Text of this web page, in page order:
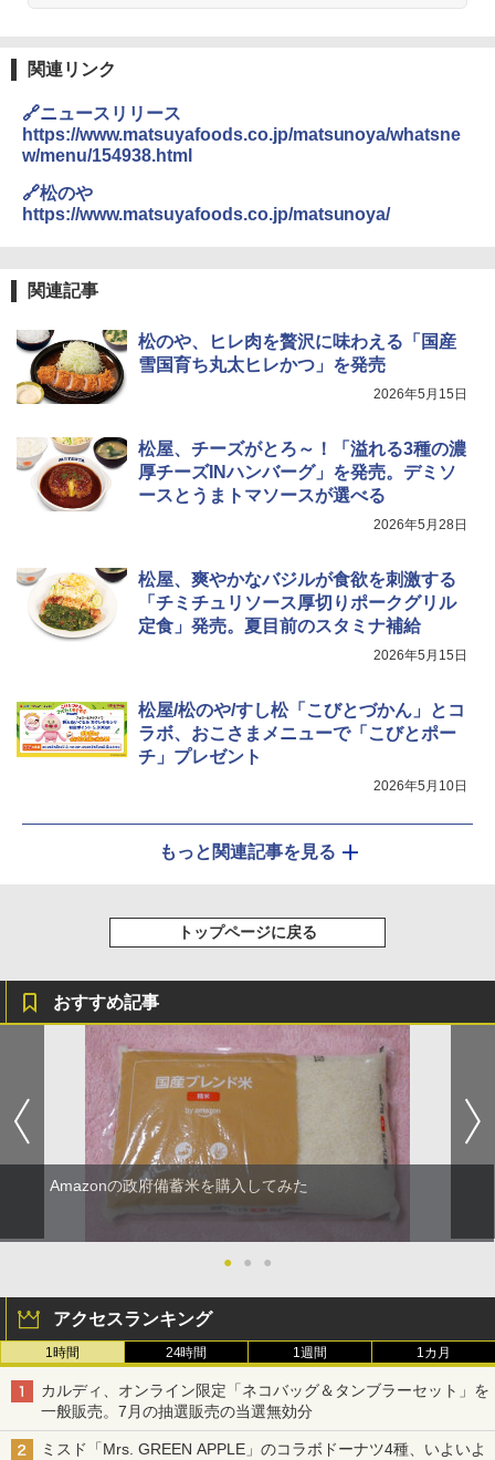
関連リンク
🔗ニュースリリース
https://www.matsuyafoods.co.jp/matsunoya/whatsne
w/menu/154938.html
🔗松のや
https://www.matsuyafoods.co.jp/matsunoya/
関連記事
松のや、ヒレ肉を贅沢に味わえる「国産
雪国育ち丸太ヒレかつ」を発売
2026年5月15日
松屋、チーズがとろ～！「溢れる3種の濃
厚チーズINハンバーグ」を発売。デミソ
ースとうまトマソースが選べる
2026年5月28日
松屋、爽やかなバジルが食欲を刺激する
「チミチュリソース厚切りポークグリル
定食」発売。夏目前のスタミナ補給
2026年5月15日
松屋/松のや/すし松「こびとづかん」とコ
ラボ、おこさまメニューで「こびとポー
チ」プレゼント
2026年5月10日
もっと関連記事を見る
トップページに戻る
おすすめ記事
Amazonの政府備蓄米を購入してみた
● ● ●
アクセスランキング
1時間 24時間 1週間 1カ月
カルディ、オンライン限定「ネコバッグ＆タンブラーセット」を
一般販売。7月の抽選販売の当選無効分
ミスド「Mrs. GREEN APPLE」のコラボドーナツ4種、いよいよ